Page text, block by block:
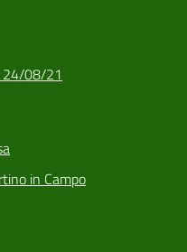
24/08/21
in Campo